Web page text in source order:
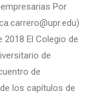
Por
2018 El Colegio de
de
de
los capítulos de